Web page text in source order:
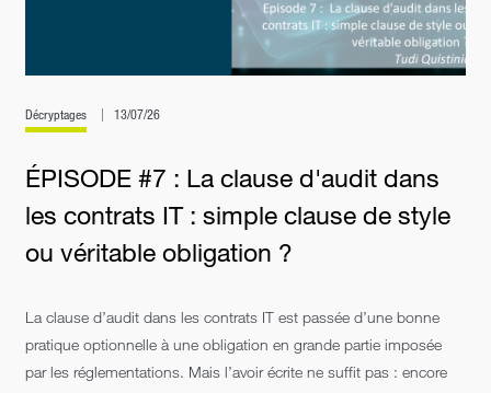
Décryptages 13/07/26
ÉPISODE #7 : La clause d'audit dans
les contrats IT : simple clause de style
ou véritable obligation ?
La clause d’audit dans les contrats IT est passée d’une bonne
pratique optionnelle à une obligation en grande partie imposée
par les réglementations. Mais l’avoir écrite ne suffit pas : encore